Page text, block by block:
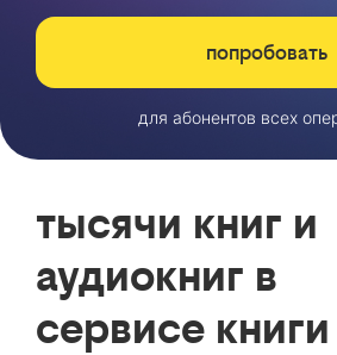
попробовать
для абонентов всех
тысячи книг и
аудиокниг в
сервисе